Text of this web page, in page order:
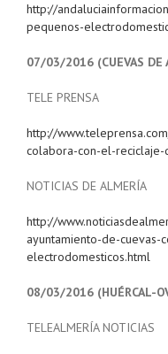
http://
pequenos-
07/03/2016 (CUEVAS DE
TELE PRENSA
http://
colabora-con-el-
NOTICIAS DE ALMERÍA
http://
ayuntamiento-de-
electrodomesticos.html
08/03/2016 (HUÉRCAL-
TELEALMERÍA NOTICIAS